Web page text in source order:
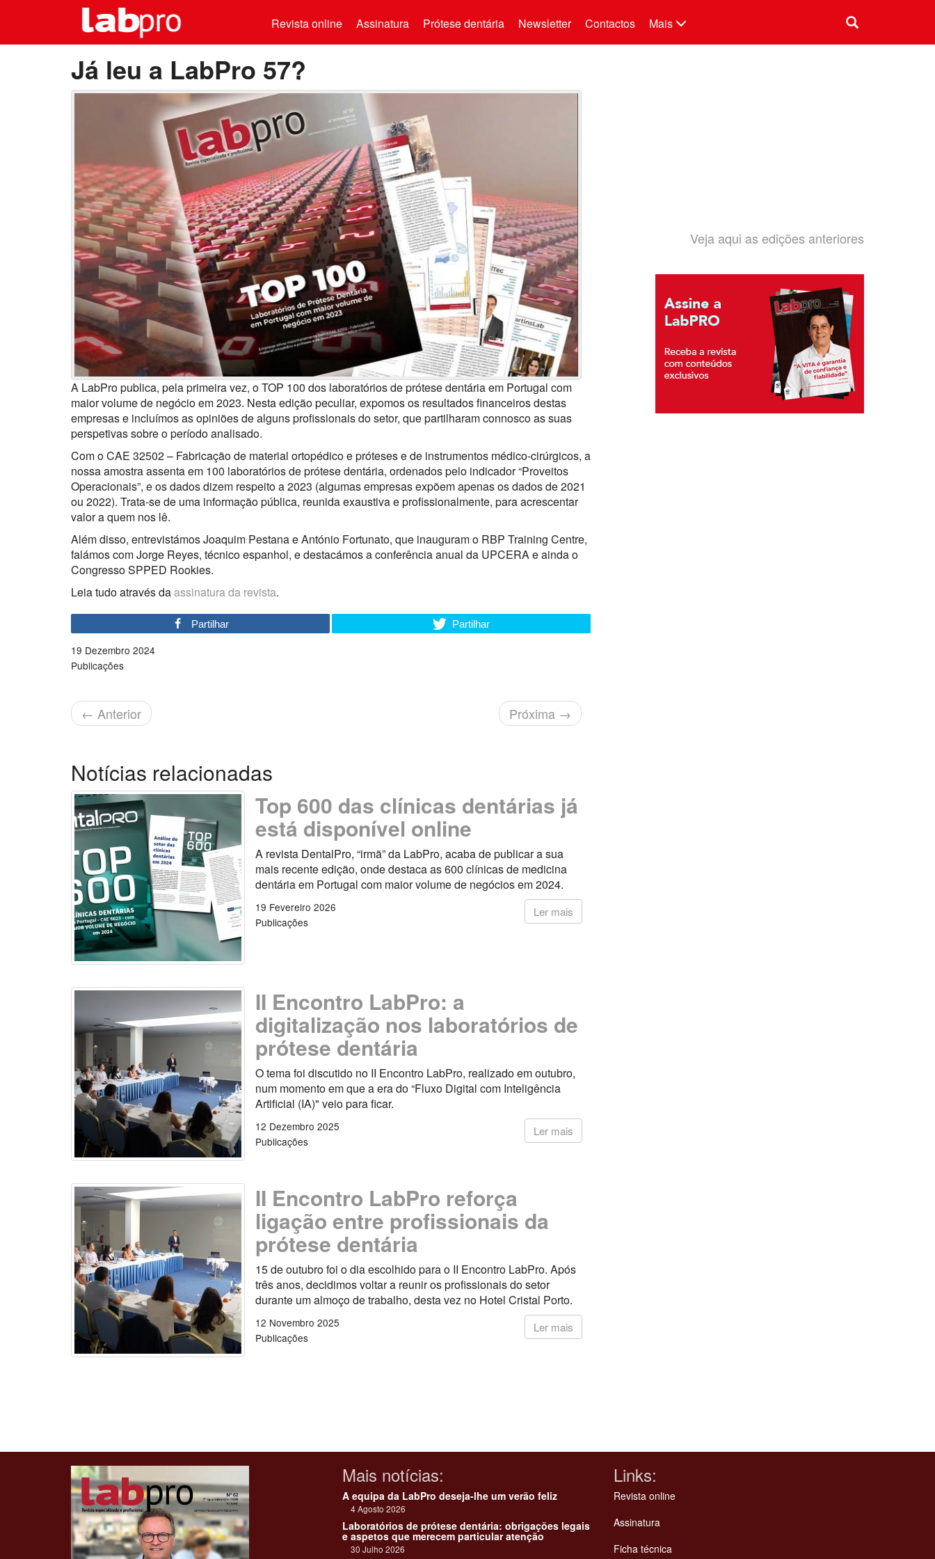
Mais
Revista online Assinatura Prótese dentária Newsletter Contactos
Já leu a LabPro 57?
A LabPro publica, pela primeira vez, o TOP 100 dos laboratórios de prótese dentária em Portugal com
maior volume de negócio em 2023. Nesta edição peculiar, expomos os resultados financeiros destas
empresas e incluímos as opiniões de alguns profissionais do setor, que partilharam connosco as suas
perspetivas sobre o período analisado.
Com o CAE 32502 – Fabricação de material ortopédico e próteses e de instrumentos médico-cirúrgicos, a
nossa amostra assenta em 100 laboratórios de prótese dentária, ordenados pelo indicador “Proveitos
Operacionais”, e os dados dizem respeito a 2023 (algumas empresas expõem apenas os dados de 2021
ou 2022). Trata-se de uma informação pública, reunida exaustiva e profissionalmente, para acrescentar
valor a quem nos lê.
Além disso, entrevistámos Joaquim Pestana e António Fortunato, que inauguram o RBP Training Centre,
falámos com Jorge Reyes, técnico espanhol, e destacámos a conferência anual da UPCERA e ainda o
Congresso SPPED Rookies.
Leia tudo através daassinatura da revista.
Partilhar Partilhar
19 Dezembro 2024
Publicações
← Anterior Próxima →
Veja aqui as edições anteriores
Notícias relacionadas
Top 600 das clínicas dentárias já
está disponível online
A revista DentalPro, “irmã” da LabPro, acaba de publicar a sua
mais recente edição, onde destaca as 600 clínicas de medicina
dentária em Portugal com maior volume de negócios em 2024.
Ler mais
19 Fevereiro 2026
Publicações
II Encontro LabPro: a
digitalização nos laboratórios de
prótese dentária
O tema foi discutido no II Encontro LabPro, realizado em outubro,
num momento em que a era do “Fluxo Digital com Inteligência
Artificial (IA)" veio para ficar.
Ler mais
12 Dezembro 2025
Publicações
II Encontro LabPro reforça
ligação entre profissionais da
prótese dentária
15 de outubro foi o dia escolhido para o II Encontro LabPro. Após
três anos, decidimos voltar a reunir os profissionais do setor
durante um almoço de trabalho, desta vez no Hotel Cristal Porto.
Ler mais
12 Novembro 2025
Publicações
Mais notícias:
A equipa da LabPro deseja-lhe um verão feliz
4 Agosto 2026
Laboratórios de prótese dentária: obrigações legais
e aspetos que merecem particular atenção
30 Julho 2026
Links:
Revista online
Assinatura
Ficha técnica